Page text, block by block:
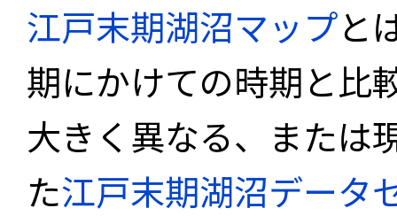
江戸末期湖沼マップと
期にかけての時期と比
大きく異なる、または
た江戸末期湖沼データ